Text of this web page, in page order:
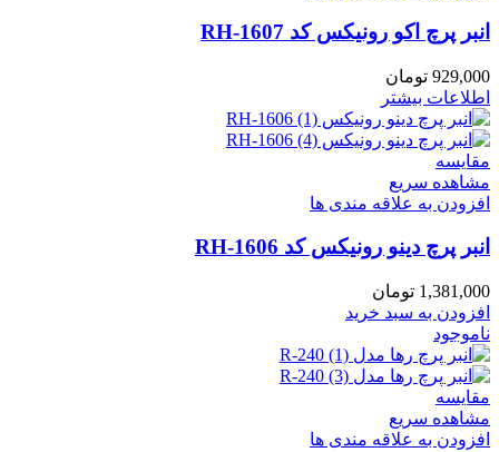
انبر پرچ اکو رونیکس کد RH-1607
929,000 تومان
اطلاعات بیشتر
مقایسه
مشاهده سریع
افزودن به علاقه مندی ها
انبر پرچ دینو رونیکس کد RH-1606
1,381,000 تومان
افزودن به سبد خرید
ناموجود
مقایسه
مشاهده سریع
افزودن به علاقه مندی ها